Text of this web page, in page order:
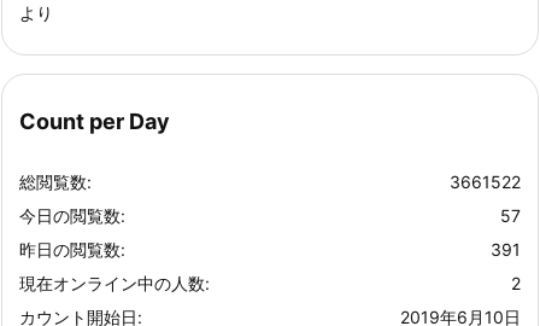
より
Count per Day
3661522
総閲覧数:
57
今日の閲覧数:
391
昨日の閲覧数:
2
現在オンライン中の人数:
2019年6月10日
カウント開始日: